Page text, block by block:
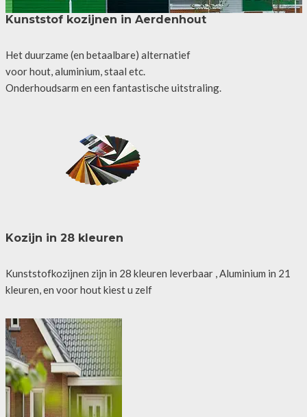
Kunststof kozijnen in Aerdenhout
Het duurzame (en betaalbare) alternatief
voor hout, aluminium, staal etc.
Onderhoudsarm en een fantastische uitstraling.
Kozijn in 28 kleuren
Kunststofkozijnen zijn in 28 kleuren leverbaar , Aluminium in 21
kleuren, en voor hout kiest u zelf